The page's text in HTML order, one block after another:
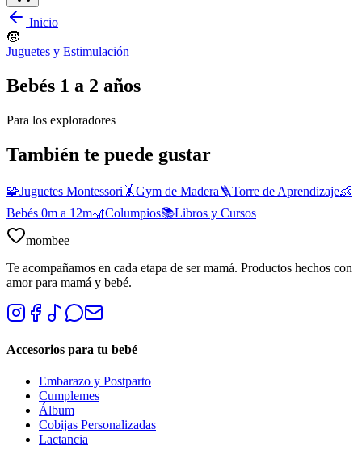
Inicio
🧒
Juguetes y Estimulación
Bebés 1 a 2 años
Para los exploradores
También te puede gustar
🧩Juguetes Montessori 🤸Gym de Madera🪜Torre de Aprendizaje👶
Bebés 0m a 12m🎢Columpios📚Libros y Cursos
mombee
Te acompañamos en cada etapa de ser mamá. Productos hechos con
amor para mamá y bebé.
Accesorios para tu bebé
Embarazo y Postparto
Cumplemes
Álbum
Cobijas Personalizadas
Lactancia